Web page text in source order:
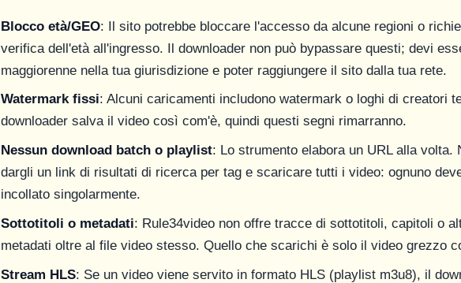
Blocco età/GEO: Il sito potrebbe bloccare l'accesso da alcune regioni o
verifica dell'età all'ingresso. Il downloader non può bypassare questi; devi
maggiorenne nella tua giurisdizione e poter raggiungere il sito dalla tua rete.
Watermark fissi: Alcuni caricamenti includono watermark o loghi di creatori
downloader salva il video così com'è, quindi questi segni rimarranno.
Nessun download batch o playlist: Lo strumento elabora un URL alla volta.
dargli un link di risultati di ricerca per tag e scaricare tutti i video: ognuno
incollato singolarmente.
Sottotitoli o metadati: Rule34video non offre tracce di sottotitoli, capitoli o
metadati oltre al file video stesso. Quello che scarichi è solo il video grezzo
Stream HLS: Se un video viene servito in formato HLS (playlist m3u8), il